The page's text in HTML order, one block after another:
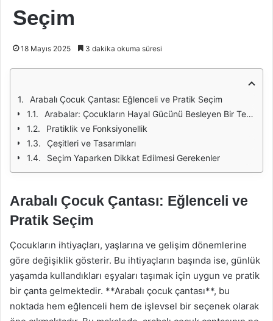
Seçim
18 Mayıs 2025 3 dakika okuma süresi
Arabalı Çocuk Çantası: Eğlenceli ve Pratik Seçim
Arabalar: Çocukların Hayal Gücünü Besleyen Bir Tema
Pratiklik ve Fonksiyonellik
Çeşitleri ve Tasarımları
Seçim Yaparken Dikkat Edilmesi Gerekenler
Arabalı Çocuk Çantası: Eğlenceli ve
Pratik Seçim
Çocukların ihtiyaçları, yaşlarına ve gelişim dönemlerine
göre değişiklik gösterir. Bu ihtiyaçların başında ise, günlük
yaşamda kullandıkları eşyaları taşımak için uygun ve pratik
bir çanta gelmektedir. **Arabalı çocuk çantası**, bu
noktada hem eğlenceli hem de işlevsel bir seçenek olarak